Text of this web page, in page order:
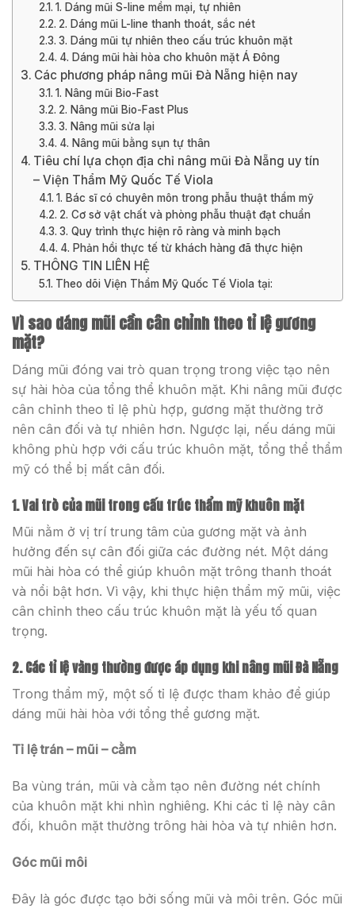
1. Dáng mũi S-line mềm mại, tự nhiên
2. Dáng mũi L-line thanh thoát, sắc nét
3. Dáng mũi tự nhiên theo cấu trúc khuôn mặt
4. Dáng mũi hài hòa cho khuôn mặt Á Đông
Các phương pháp nâng mũi Đà Nẵng hiện nay
1. Nâng mũi Bio-Fast
2. Nâng mũi Bio-Fast Plus
3. Nâng mũi sửa lại
4. Nâng mũi bằng sụn tự thân
Tiêu chí lựa chọn địa chỉ nâng mũi Đà Nẵng uy tín
– Viện Thẩm Mỹ Quốc Tế Viola
1. Bác sĩ có chuyên môn trong phẫu thuật thẩm mỹ
2. Cơ sở vật chất và phòng phẫu thuật đạt chuẩn
3. Quy trình thực hiện rõ ràng và minh bạch
4. Phản hồi thực tế từ khách hàng đã thực hiện
THÔNG TIN LIÊN HỆ
Theo dõi Viện Thẩm Mỹ Quốc Tế Viola tại:
Vì sao dáng mũi cần cân chỉnh theo tỉ lệ gương
mặt?
Dáng mũi đóng vai trò quan trọng trong việc tạo nên
sự hài hòa của tổng thể khuôn mặt. Khi nâng mũi được
cân chỉnh theo tỉ lệ phù hợp, gương mặt thường trở
nên cân đối và tự nhiên hơn. Ngược lại, nếu dáng mũi
không phù hợp với cấu trúc khuôn mặt, tổng thể thẩm
mỹ có thể bị mất cân đối.
1. Vai trò của mũi trong cấu trúc thẩm mỹ khuôn mặt
Mũi nằm ở vị trí trung tâm của gương mặt và ảnh
hưởng đến sự cân đối giữa các đường nét. Một dáng
mũi hài hòa có thể giúp khuôn mặt trông thanh thoát
và nổi bật hơn. Vì vậy, khi thực hiện thẩm mỹ mũi, việc
cân chỉnh theo cấu trúc khuôn mặt là yếu tố quan
trọng.
2. Các tỉ lệ vàng thường được áp dụng khi nâng mũi Đà Nẵng
Trong thẩm mỹ, một số tỉ lệ được tham khảo để giúp
dáng mũi hài hòa với tổng thể gương mặt.
Tỉ lệ trán – mũi – cằm
Ba vùng trán, mũi và cằm tạo nên đường nét chính
của khuôn mặt khi nhìn nghiêng. Khi các tỉ lệ này cân
đối, khuôn mặt thường trông hài hòa và tự nhiên hơn.
Góc mũi môi
Đây là góc được tạo bởi sống mũi và môi trên. Góc mũi